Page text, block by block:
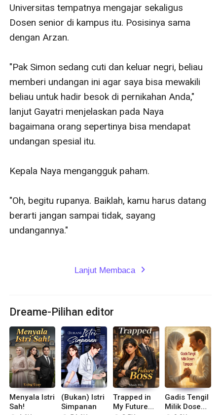
Universitas tempatnya mengajar sekaligus
Dosen senior di kampus itu. Posisinya sama
dengan Arzan.
"Pak Simon sedang cuti dan keluar negri, beliau
memberi undangan ini agar saya bisa mewakili
beliau untuk hadir besok di pernikahan Anda,"
lanjut Gayatri menjelaskan pada Naya
bagaimana orang sepertinya bisa mendapat
undangan spesial itu.
Kepala Naya mengangguk paham.
"Oh, begitu rupanya. Baiklah, kamu harus datang
berarti jangan sampai tidak, sayang
undangannya."
Lanjut Membaca expand_more
Dreame-Pilihan editor
Menyala Istri
Sah!
(Bukan) Istri
Simpanan
Trapped in
My Future
Gadis Tengil
Milik Dosen